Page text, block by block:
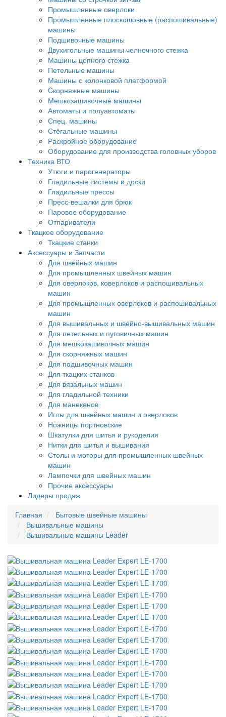
Промышленные оверлоки
Промышленные плоскошовные (распошивальные)
машины
Подшивочные машины
Двухигольные машины челночного стежка
Машины цепного стежка
Петельные машины
Машины с колонковой платформой
Cкорняжные машины
Мешкозашивочные машины
Автоматы и полуавтоматы
Спец. машины
Стёгальные машины
Раскройное оборудование
Оборудование для производства головных уборов
Техника ВТО
Утюги и парогенераторы
Гладильные системы и доски
Гладильные прессы
Пресс-вешалки для брюк
Паровое оборудование
Отпариватели
Ткацкое оборудование
Ткацкие станки
Аксессуары и Запчасти
Для швейных машин
Для промышленных швейных машин
Для оверлоков, коверлоков и распошивальных
машин
Для промышленных оверлоков и распошивальных
машин
Для вышивальных и швейно-вышивальных машин
Для петельных и пуговичных машин
Для мешкозашивочных машин
Для скорняжных машин
Для подшивочных машин
Для ткацких станков
Для вязальных машин
Для гладильной техники
Для манекенов
Иглы для швейных машин и оверлоков
Ножницы портновские
Шкатулки для шитья и рукоделия
Нитки для шитья и вышивания
Столы и моторы для промышленных швейных
машин
Лампочки для швейных машин
Прочие аксессуары
Лидеры продаж
Главная
Бытовые швейные машины
Вышивальные машины
Вышивальные машины Leader